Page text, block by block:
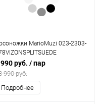
MarioMuzi 023-2303-
руб. / пар
990 руб.
Подробнее